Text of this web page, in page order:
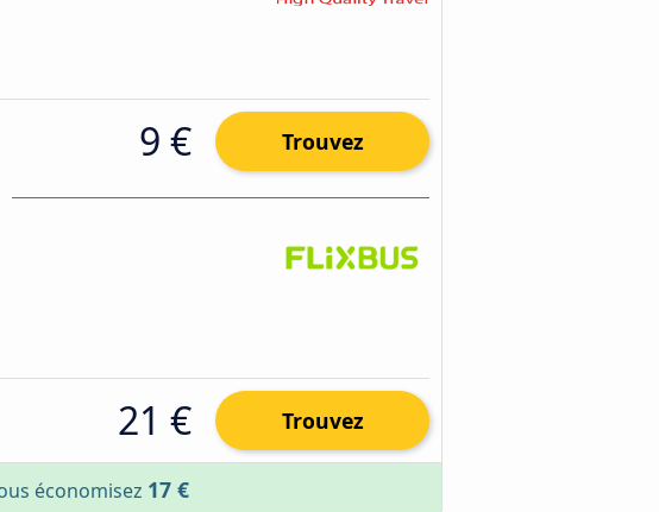
9 € Trouvez
21 € Trouvez
économisez 17 €